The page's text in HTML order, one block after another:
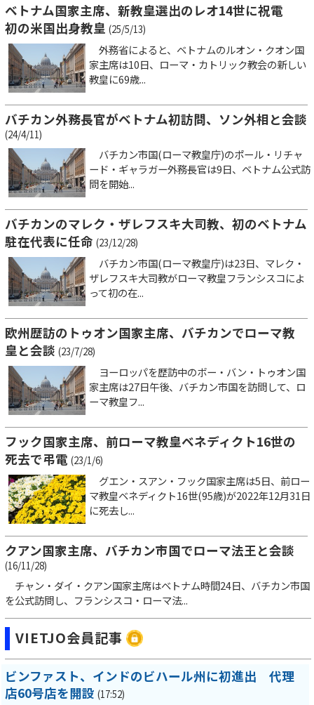
ベトナム国家主席、新教皇選出のレオ14世に祝電
初の米国出身教皇 (25/5/13)
外務省によると、ベトナムのルオン・クオン国
家主席は10日、ローマ・カトリック教会の新しい
教皇に69歳...
バチカン外務長官がベトナム初訪問、ソン外相と会談
(24/4/11)
バチカン市国(ローマ教皇庁)のポール・リチャ
ード・ギャラガー外務長官は9日、ベトナム公式訪
問を開始...
バチカンのマレク・ザレフスキ大司教、初のベトナム
駐在代表に任命 (23/12/28)
バチカン市国(ローマ教皇庁)は23日、マレク・
ザレフスキ大司教がローマ教皇フランシスコによ
って初の在...
欧州歴訪のトゥオン国家主席、バチカンでローマ教
皇と会談 (23/7/28)
ヨーロッパを歴訪中のボー・バン・トゥオン国
家主席は27日午後、バチカン市国を訪問して、ロ
ーマ教皇フ...
フック国家主席、前ローマ教皇ベネディクト16世の
死去で弔電 (23/1/6)
グエン・スアン・フック国家主席は5日、前ロー
マ教皇ベネディクト16世(95歳)が2022年12月31日
に死去し...
クアン国家主席、バチカン市国でローマ法王と会談
(16/11/28)
チャン・ダイ・クアン国家主席はベトナム時間24日、バチカン市国
を公式訪問し、フランシスコ・ローマ法...
VIETJO会員記事
ビンファスト、インドのビハール州に初進出 代理
店60号店を開設 (17:52)